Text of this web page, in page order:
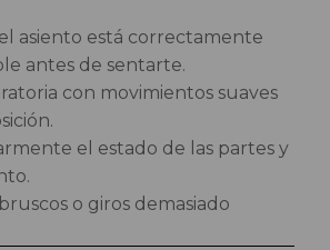
asiento está correctamente
antes de sentarte.
con movimientos suaves
el estado de las partes y
o giros demasiado